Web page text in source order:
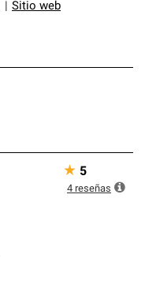
Sitio web
★ 5
4 reseñas